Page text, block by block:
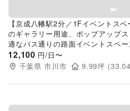
【京成八幡駅2分／1Fイベントス
のギャラリー用途、ポップアップ
適なバス通りの路面イベントスペー
12,100 円/日〜
千葉県 市川市 9.99坪 (33.04